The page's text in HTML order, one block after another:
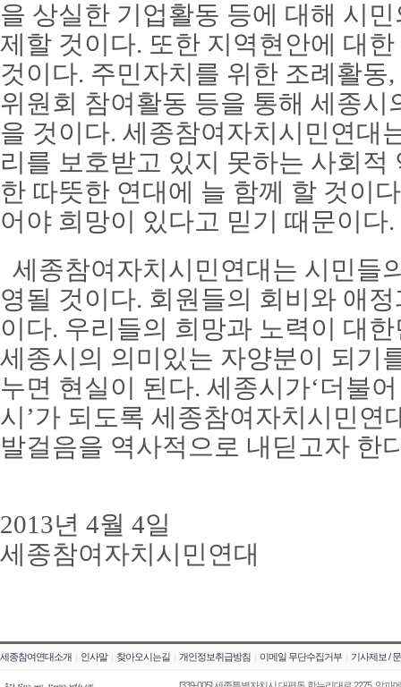
을 상실한 기업활동 등에 대해 시
제할 것이다. 또한 지역현안에 대
것이다. 주민자치를 위한 조례활동
위원회 참여활동 등을 통해 세종시
을 것이다. 세종참여자치시민연대
리를 보호받고 있지 못하는 사회적
한 따뜻한 연대에 늘 함께 할 것이
어야 희망이 있다고 믿기 때문이다.
세종참여자치시민연대는 시민들
영될 것이다. 회원들의 회비와 애
이다. 우리들의 희망과 노력이 대
세종시의 의미있는 자양분이 되기
누면 현실이 된다. 세종시가‘더불
시’가 되도록 세종참여자치시민연
발걸음을 역사적으로 내딛고자 한
2013년 4월 4일
세종참여자치시민연대
세종참여연대소개 인사말 찾아오시는길 개인정보취급방침 이메일 무단수집거부 기사제보 /